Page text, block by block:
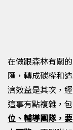
在做跟森林有關
匯，轉成碳權和
濟效益是其次，
這事有點複雜，
位、輔導團隊，